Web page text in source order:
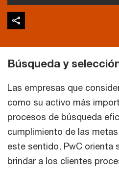
Búsqueda y
Las empresas que
como su activo más
procesos de búsqueda
cumplimiento de las
este sentido, PwC orienta
brindar a los clientes